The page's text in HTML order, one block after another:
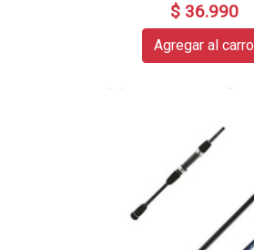
$ 36.990
Agregar al carro